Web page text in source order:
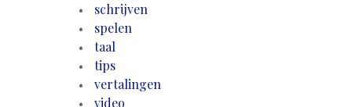
schrijven
spelen
taal
tips
vertalingen
video